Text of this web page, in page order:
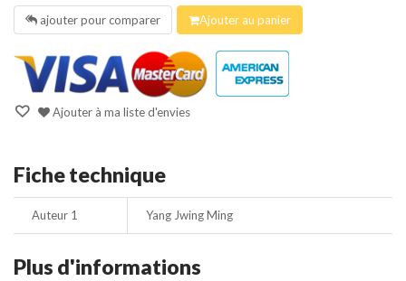
ajouter pour comparer Ajouter au panier
Ajouter à ma liste d'envies
Fiche technique
Auteur 1 Yang Jwing Ming
Plus d'informations